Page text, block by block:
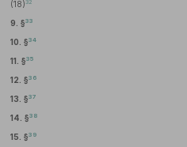
(18) 32
9. §33
10. §34
11. §35
12. §36
13. §37
14. §38
15. §39